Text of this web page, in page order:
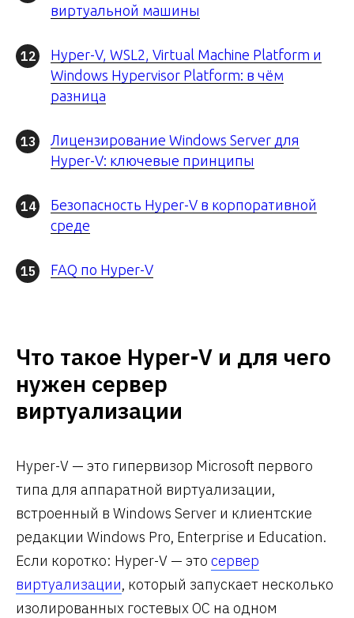
виртуальной машины
12
Hyper-V, WSL2, Virtual Machine Platform и
Windows Hypervisor Platform: в чём
разница
13
Лицензирование Windows Server для
Hyper-V: ключевые принципы
14
Безопасность Hyper-V в корпоративной
среде
15 FAQ по Hyper-V
Что такое Hyper-V и для чего
нужен сервер
виртуализации
Hyper-V — это гипервизор Microsoft первого
типа для аппаратной виртуализации,
встроенный в Windows Server и клиентские
редакции Windows Pro, Enterprise и Education.
Если коротко: Hyper-V — это сервер
виртуализации, который запускает несколько
изолированных гостевых ОС на одном